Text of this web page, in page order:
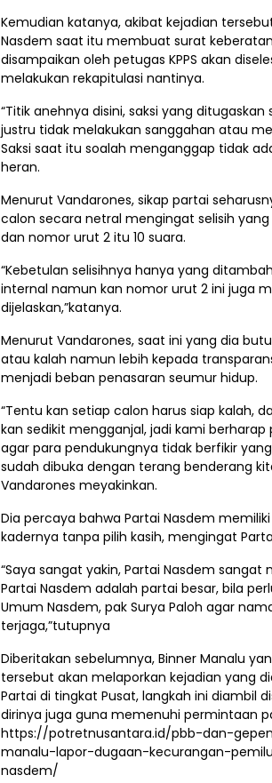
Kemudian katanya, akibat kejadian
Nasdem saat itu membuat surat
disampaikan oleh petugas KPPS akan
melakukan rekapitulasi nantinya.
“Titik anehnya disini, saksi yang
justru tidak melakukan sanggahan atau
Saksi saat itu soalah menganggap tidak
heran.
Menurut Vandarones, sikap partai
calon secara netral mengingat selisih
dan nomor urut 2 itu 10 suara.
“Kebetulan selisihnya hanya yang
internal namun kan nomor urut 2 ini juga
dijelaskan,”katanya.
Menurut Vandarones, saat ini yang dia
atau kalah namun lebih kepada
menjadi beban penasaran seumur hidup.
“Tentu kan setiap calon harus siap kalah,
kan sedikit mengganjal, jadi kami berharap
agar para pendukungnya tidak berfikir
sudah dibuka dengan terang benderang
Vandarones meyakinkan.
Dia percaya bahwa Partai Nasdem
kadernya tanpa pilih kasih, mengingat
“Saya sangat yakin, Partai Nasdem
Partai Nasdem adalah partai besar, bila
Umum Nasdem, pak Surya Paloh agar
terjaga,”tutupnya
Diberitakan sebelumnya, Binner Manalu
tersebut akan melaporkan kejadian yang
Partai di tingkat Pusat, langkah ini diambil
dirinya juga guna memenuhi permintaan
https://potretnusantara.id/pbb-dan-
manalu-lapor-dugaan-kecurangan-
nasdem/